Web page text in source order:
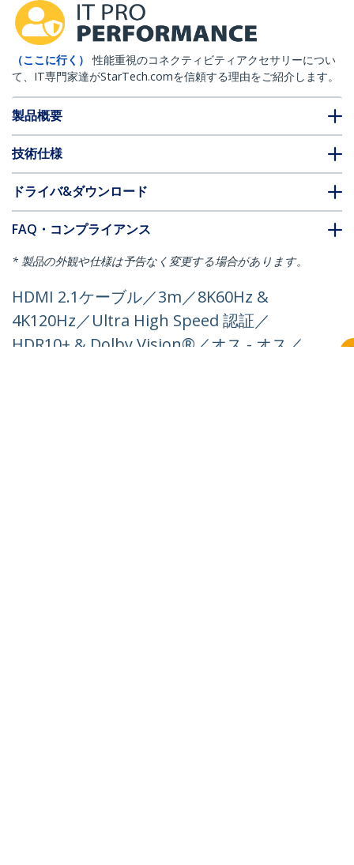
（ここに行く）
性能重視のコネクティビティアクセサリーについ
て、IT専門家達がStarTech.comを信頼する理由をご紹介します。
製品概要
技術仕様
ドライバ&ダウンロード
FAQ・コンプライアンス
* 製品の外観や仕様は予告なく変更する場合があります。
HDMI 2.1ケーブル／3m／8K60Hz &
4K120Hz／Ultra High Speed 認証／
HDR10+ & Dolby Vision®／オス - オス／